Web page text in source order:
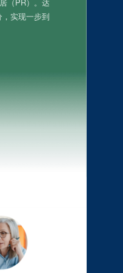
实现一步到